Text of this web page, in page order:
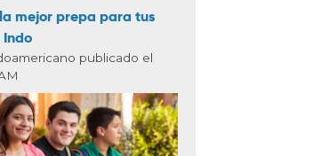
mejor prepa para tus
Indo
publicado el